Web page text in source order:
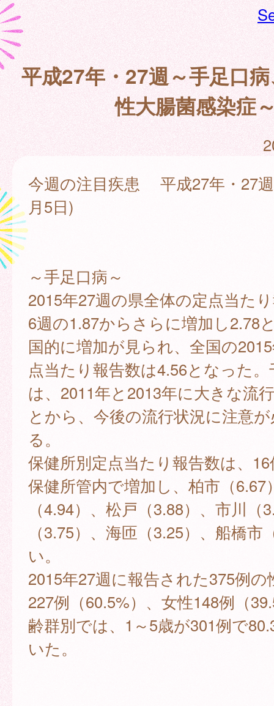
平成27年・27週～手足口
性大腸菌感染症
今週の注目疾患 平成27年・27
月5日)
～手足口病～
2015年27週の県全体の定点当た
6週の1.87からさらに増加し2.78
国的に増加が見られ、全国の
点当たり報告数は4.56となった
は、2011年と2013年に大きな流
とから、今後の流行状況に注意
る。
保健所別定点当たり報告数は、
保健所管内で増加し、柏市（6.67
（4.94）、松戸（3.88）、市川（
（3.75）、海匝（3.25）、船橋市
い。
2015年27週に報告された375例の
227例（60.5%）、女性148例（
齢群別では、1～5歳が301例で
いた。